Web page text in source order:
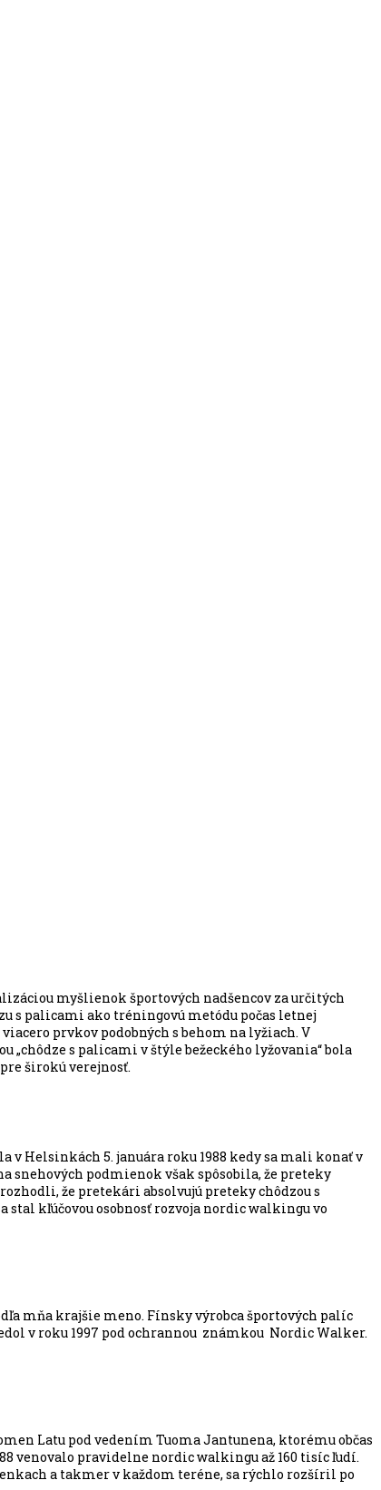
myšlienok športových nadšencov za určitých
s palicami ako tréningovú metódu počas letnej
prvkov podobných s behom na lyžiach. V
s palicami v štýle bežeckého lyžovania“ bola
širokú verejnosť.
v Helsinkách 5. januára roku 1988 kedy sa mali konať v
snehových podmienok však spôsobila, že preteky
že pretekári absolvujú preteky chôdzou s
kľúčovou osobnosť rozvoja nordic walkingu vo
mňa krajšie meno. Fínsky výrobca športových palíc
v roku 1997 pod ochrannou známkou Nordic Walker.
Latu pod vedením Tuoma Jantunena, ktorému občas
venovalo pravidelne nordic walkingu až 160 tisíc ľudí.
a takmer v každom teréne, sa rýchlo rozšíril po